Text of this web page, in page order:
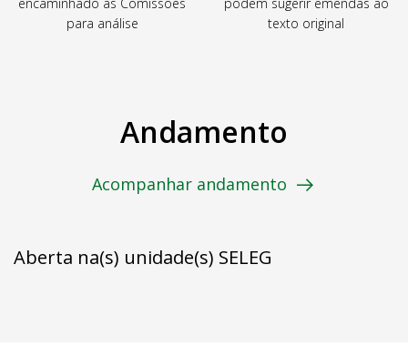
para análise
texto original
Andamento
Acompanhar andamento
Aberta na(s) unidade(s) SELEG